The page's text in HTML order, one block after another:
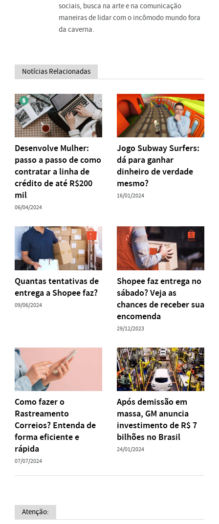
sociais, busca na arte e na comunicação
maneiras de lidar com o incômodo mundo fora
da caverna.
Notícias Relacionadas
Desenvolve Mulher:
passo a passo de como
contratar a linha de
crédito de até R$200
mil
06/04/2024
Jogo Subway Surfers:
dá para ganhar
dinheiro de verdade
mesmo?
16/01/2024
Quantas tentativas de
entrega a Shopee faz?
09/06/2024
Shopee faz entrega no
sábado? Veja as
chances de receber sua
encomenda
29/12/2023
Como fazer o
Rastreamento
Correios? Entenda de
forma eficiente e
rápida
07/07/2024
Após demissão em
massa, GM anuncia
investimento de R$ 7
bilhões no Brasil
24/01/2024
Atenção: